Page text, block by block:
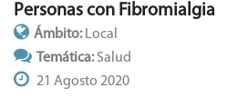
Personas con Fibromialgia
Ámbito: Local
Temática:Salud
21 Agosto 2020